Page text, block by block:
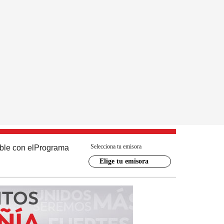
con el Programa Selecciona tu emisora
Elige tu emisora